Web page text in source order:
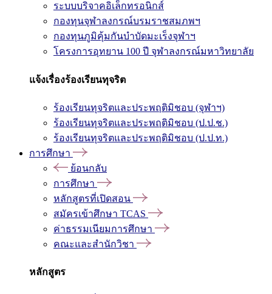
ระบบบริจาคอิเล็กทรอนิกส์
กองทุนจุฬาลงกรณ์บรมราชสมภพฯ
กองทุนภูมิคุ้มกันบำบัดมะเร็งจุฬาฯ
โครงการอุทยาน 100 ปี จุฬาลงกรณ์มหาวิทยาลัย
แจ้งเรื่องร้องเรียนทุจริต
ร้องเรียนทุจริตและประพฤติมิชอบ (จุฬาฯ)
ร้องเรียนทุจริตและประพฤติมิชอบ (ป.ป.ช.)
ร้องเรียนทุจริตและประพฤติมิชอบ (ป.ป.ท.)
การศึกษา
ย้อนกลับ
การศึกษา
หลักสูตรที่เปิดสอน
สมัครเข้าศึกษา TCAS
ค่าธรรมเนียมการศึกษา
คณะและสำนักวิชา
หลักสูตร